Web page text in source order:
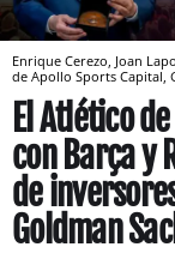
Enrique Cerezo, Joan
de Apollo Sports Capital,
El Atlético
con Barça y
de
Goldman